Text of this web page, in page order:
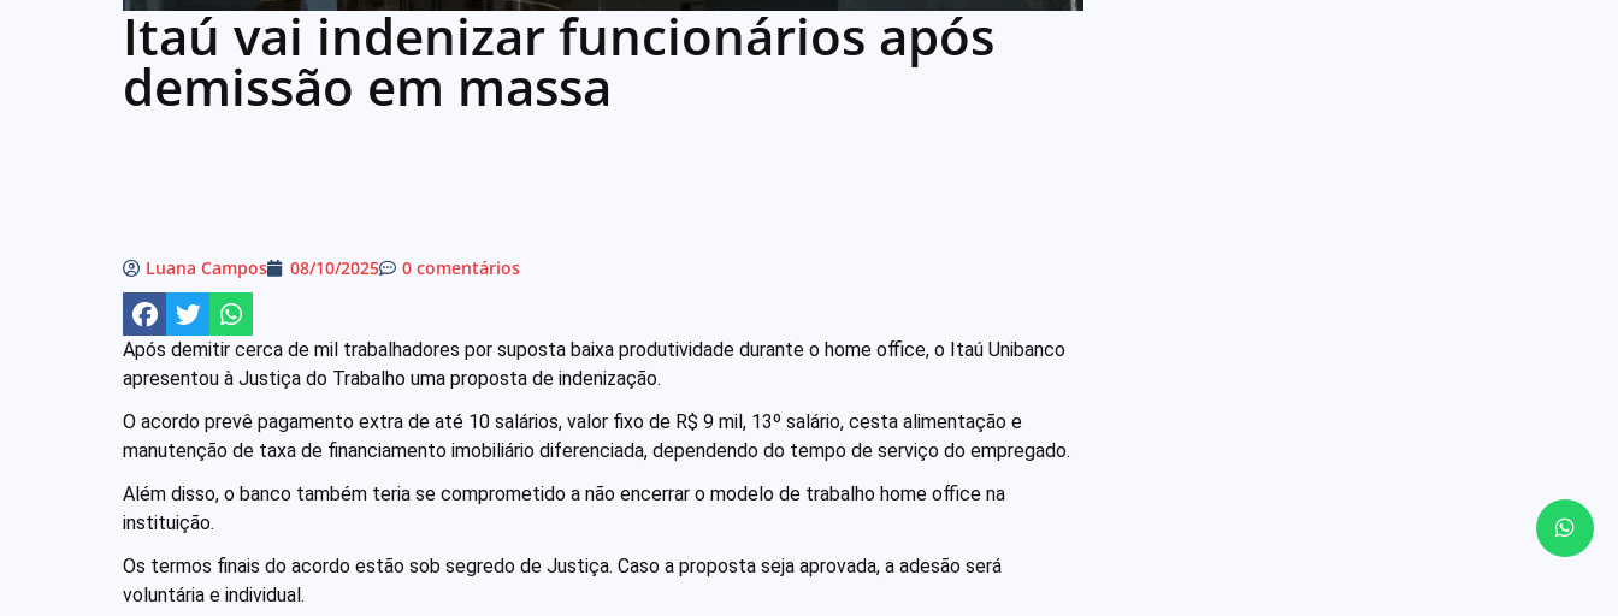
Itaú vai indenizar funcionários após
demissão em massa
Luana Campos 08/10/2025 0 comentários
Após demitir cerca de mil trabalhadores por suposta baixa produtividade durante o home office, o Itaú Unibanco
apresentou à Justiça do Trabalho uma proposta de indenização.
O acordo prevê pagamento extra de até 10 salários, valor fixo de R$ 9 mil, 13º salário, cesta alimentação e
manutenção de taxa de financiamento imobiliário diferenciada, dependendo do tempo de serviço do empregado.
Além disso, o banco também teria se comprometido a não encerrar o modelo de trabalho home office na
instituição.
Os termos finais do acordo estão sob segredo de Justiça. Caso a proposta seja aprovada, a adesão será
voluntária e individual.